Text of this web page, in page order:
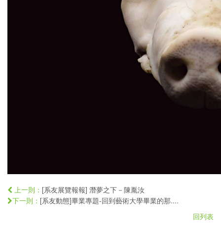
上一則： [系友展覽報報] 潛夢之下－陳胤汝
下一則： [系友動態]畢業專題-回到藝術大學畢業的那....
回列表